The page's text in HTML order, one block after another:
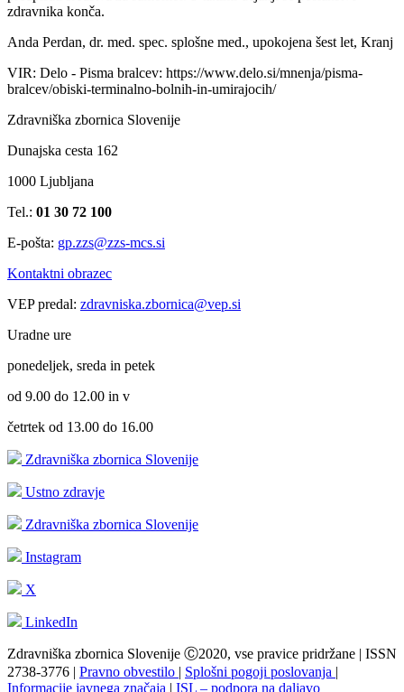
zdravnika konča.
Anda Perdan, dr. med. spec. splošne med., upokojena šest let, Kranj
VIR: Delo - Pisma bralcev: https://www.delo.si/mnenja/pisma-
bralcev/obiski-terminalno-bolnih-in-umirajocih/
Zdravniška zbornica Slovenije
Dunajska cesta 162
1000 Ljubljana
Tel.: 01 30 72 100
E-pošta: gp.zzs@zzs-mcs.si
Kontaktni obrazec
VEP predal: zdravniska.zbornica@vep.si
Uradne ure
ponedeljek, sreda in petek
od 9.00 do 12.00 in v
četrtek od 13.00 do 16.00
Zdravniška zbornica Slovenije
Ustno zdravje
Zdravniška zbornica Slovenije
Instagram
X
LinkedIn
Zdravniška zbornica Slovenije Ⓒ2020, vse pravice pridržane | ISSN
2738-3776 | Pravno obvestilo | Splošni pogoji poslovanja |
Informacije javnega značaja | ISL – podpora na daljavo